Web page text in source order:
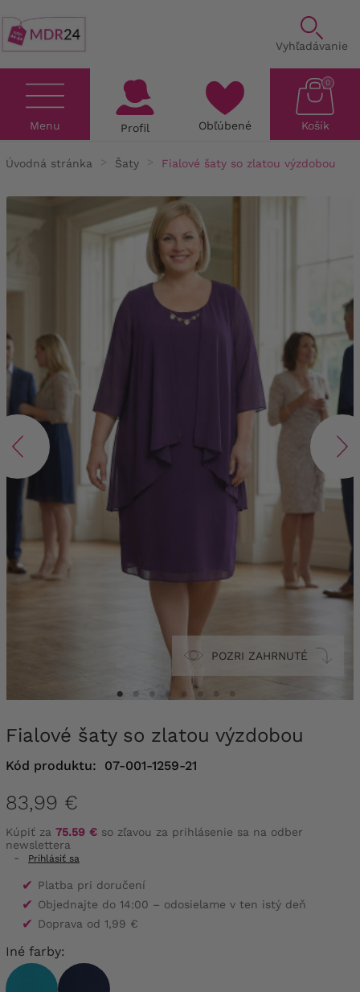
Vyhľadávanie
Menu Profil Obľúbené Košík
0
Úvodná stránka Šaty Fialové šaty so zlatou výzdobou
POZRI ZAHRNUTÉ
Fialové šaty so zlatou výzdobou
Kód produktu: 07-001-1259-21
83,99 €
Kúpiť za 75.59 € so zľavou za prihlásenie sa na odber
newslettera
-
Prihlásiť sa
✔ Platba pri doručení
✔ Objednajte do 14:00 – odosielame v ten istý deň
✔ Doprava od 1,99 €
Iné farby: